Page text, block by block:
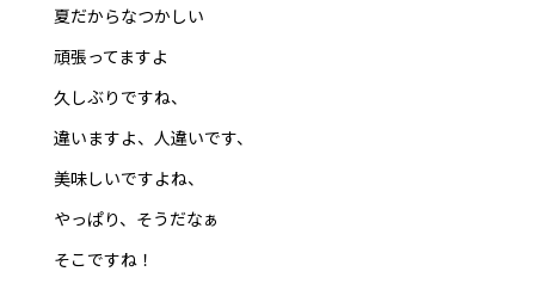
夏だからなつかしい
頑張ってますよ
久しぶりですね、
違いますよ、人違いです、
美味しいですよね、
やっぱり、そうだなぁ
そこですね！